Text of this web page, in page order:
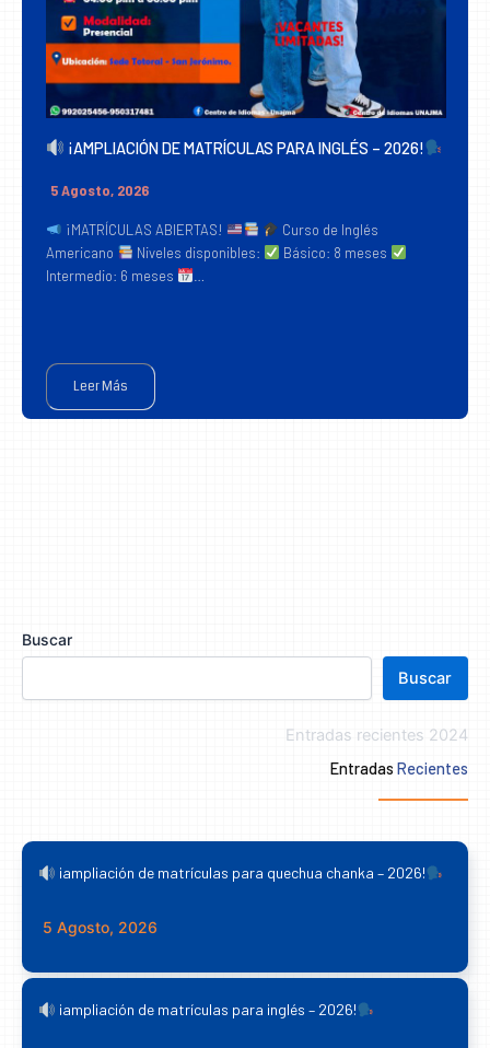
¡AMPLIACIÓN DE MATRÍCULAS PARA INGLÉS – 2026!
5 Agosto, 2026
¡MATRÍCULAS ABIERTAS!
Curso de Inglés
Americano
Niveles disponibles:
Básico: 8 meses
Intermedio: 6 meses
Leer Más
Buscar
Buscar
Entradas recientes 2024
Entradas Recientes
¡ampliación de matrículas para quechua chanka – 2026!
5 Agosto, 2026
¡ampliación de matrículas para inglés – 2026!